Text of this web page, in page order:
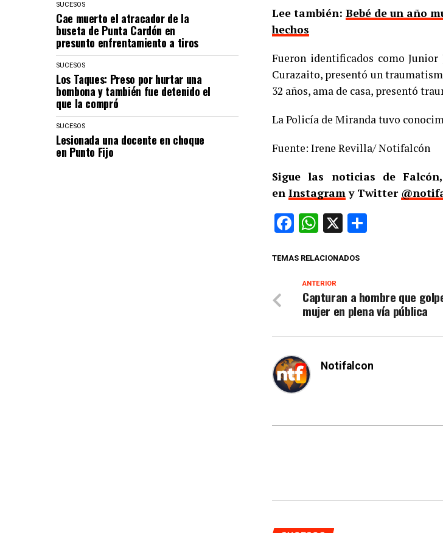
SUCESOS
Cae muerto el atracador de la
buseta de Punta Cardón en
presunto enfrentamiento a tiros
SUCESOS
Los Taques: Preso por hurtar una
bombona y también fue detenido el
que la compró
SUCESOS
Lesionada una docente en choque
en Punto Fijo
Lee también: Bebé de un año
hechos
Fueron identificados como Junior
Curazaito, presentó un
32 años, ama de casa, presentó
La Policía de Miranda tuvo
Fuente: Irene Revilla/ Notifalcón
Sigue las noticias de
en Instagramy Twitter
Facebook
WhatsApp
X
TEMAS RELACIONADOS
ANTERIOR
Capturan a hombre que
mujer en plena vía pública
Notifalcon